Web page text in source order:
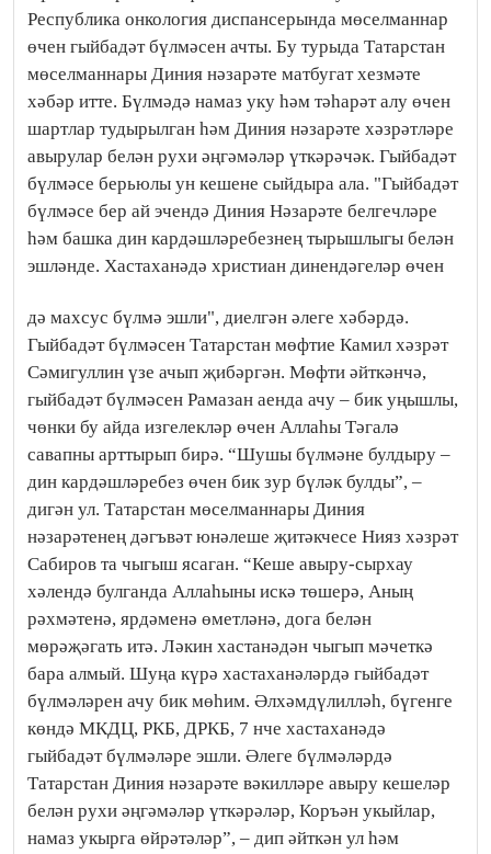
Республика онкология диспансерында мөселманнар
өчен гыйбадәт бүлмәсен ачты. Бу турыда Татарстан
мөселманнары Диния нәзарәте матбугат хезмәте
хәбәр итте. Бүлмәдә намаз уку һәм тәһарәт алу өчен
шартлар тудырылган һәм Диния нәзарәте хәзрәтләре
авырулар белән рухи әңгәмәләр үткәрәчәк. Гыйбадәт
бүлмәсе берьюлы ун кешене сыйдыра ала. "Гыйбадәт
бүлмәсе бер ай эчендә Диния Нәзарәте белгечләре
һәм башка дин кардәшләребезнең тырышлыгы белән
эшләнде. Хастаханәдә христиан динендәгеләр өчен
дә махсус бүлмә эшли", диелгән әлеге хәбәрдә.
Гыйбадәт бүлмәсен Татарстан мөфтие Камил хәзрәт
Сәмигуллин үзе ачып җибәргән. Мөфти әйткәнчә,
гыйбадәт бүлмәсен Рамазан аенда ачу – бик уңышлы,
чөнки бу айда изгелекләр өчен Аллаһы Тәгалә
савапны арттырып бирә. “Шушы бүлмәне булдыру –
дин кардәшләребез өчен бик зур бүләк булды”, –
дигән ул. Татарстан мөселманнары Диния
нәзарәтенең дәгъвәт юнәлеше җитәкчесе Нияз хәзрәт
Сабиров та чыгыш ясаган. “Кеше авыру-сырхау
хәлендә булганда Аллаһыны искә төшерә, Аның
рәхмәтенә, ярдәменә өметләнә, дога белән
мөрәҗәгать итә. Ләкин хастанәдән чыгып мәчеткә
бара алмый. Шуңа күрә хастаханәләрдә гыйбадәт
бүлмәләрен ачу бик мөһим. Әлхәмдүлилләһ, бүгенге
көндә МКДЦ, РКБ, ДРКБ, 7 нче хастаханәдә
гыйбадәт бүлмәләре эшли. Әлеге бүлмәләрдә
Татарстан Диния нәзарәте вәкилләре авыру кешеләр
белән рухи әңгәмәләр үткәрәләр, Коръән укыйлар,
намаз укырга өйрәтәләр”, – дип әйткән ул һәм